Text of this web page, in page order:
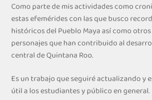
Como parte de mis actividades como
estas efemérides con las que busco
históricos del Pueblo Maya así como
personajes que han contribuido al
central de Quintana Roo.
Es un trabajo que seguiré actualizando y
útil a los estudiantes y público en general.